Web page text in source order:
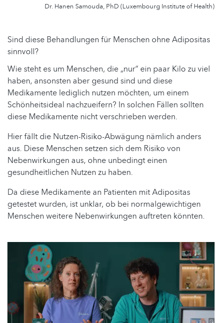
Dr. Hanen Samouda, PhD (Luxembourg Institute of Health)
Sind diese Behandlungen für Menschen ohne Adipositas
sinnvoll?
Wie steht es um Menschen, die „nur“ ein paar Kilo zu viel
haben, ansonsten aber gesund sind und diese
Medikamente lediglich nutzen möchten, um einem
Schönheitsideal nachzueifern? In solchen Fällen sollten
diese Medikamente nicht verschrieben werden.
Hier fällt die Nutzen-Risiko-Abwägung nämlich anders
aus. Diese Menschen setzen sich dem Risiko von
Nebenwirkungen aus, ohne unbedingt einen
gesundheitlichen Nutzen zu haben.
Da diese Medikamente an Patienten mit Adipositas
getestet wurden, ist unklar, ob bei normalgewichtigen
Menschen weitere Nebenwirkungen auftreten könnten.